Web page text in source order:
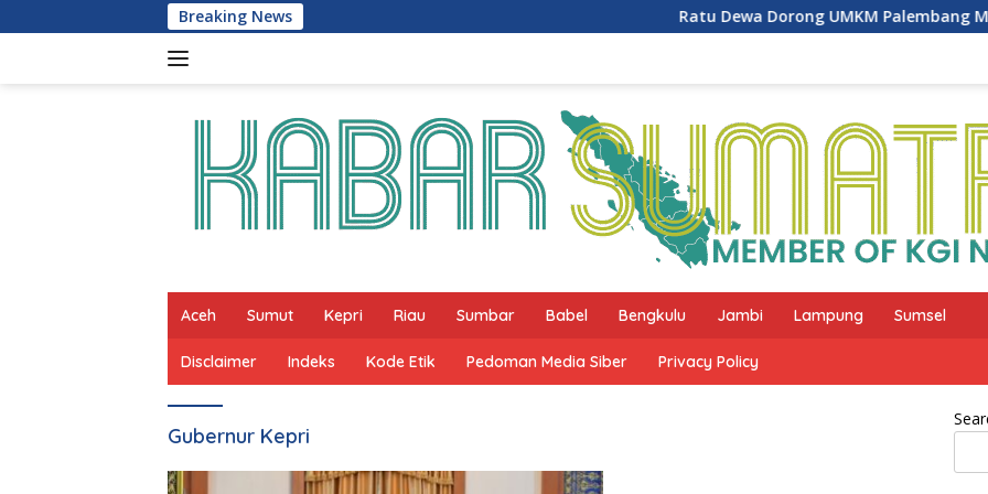
to
Breaking News Ratu Dewa Dorong UMKM Palembang
Aceh Sumut Kepri Riau Sumbar Babel Bengkulu Jambi Lampung Sumsel
Disclaimer Indeks Kode Etik Pedoman Media Siber Privacy Policy
Gubernur Kepri